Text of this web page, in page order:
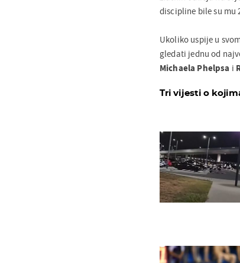
discipline bile su mu
Ukoliko uspije u
gledati jednu od
Michaela Phelpsa i
Tri vijesti o